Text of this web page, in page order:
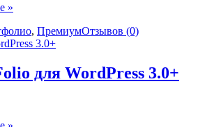
»
, ПремиумОтзывов (0)
для WordPress 3.0+